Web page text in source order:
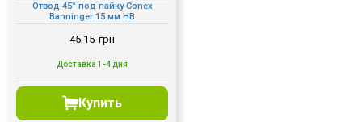
Отвод 45° под пайку Conex
Banninger 15 мм НВ
45,15 грн
Доставка 1-4 дня
Купить